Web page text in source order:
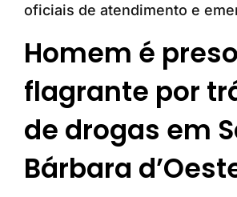
oficiais de atendimento e
Homem é
flagrante por
de drogas em
Bárbara